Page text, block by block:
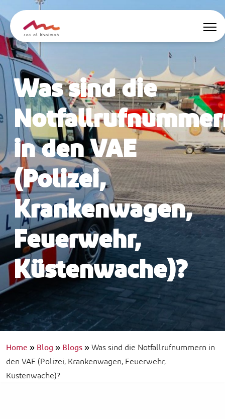
Angebote
Inspiriert werden
Wo übernachten
Dinge zu tun
Reise planen
🇩🇪 DE Events Suche
Was sind die
in den VAE
(Polizei,
Krankenwagen,
Feuerwehr,
Küstenwache)?
Home»Blog»Blogs»Was sind die Notfallrufnummern in
den VAE (Polizei, Krankenwagen, Feuerwehr,
Küstenwache)?